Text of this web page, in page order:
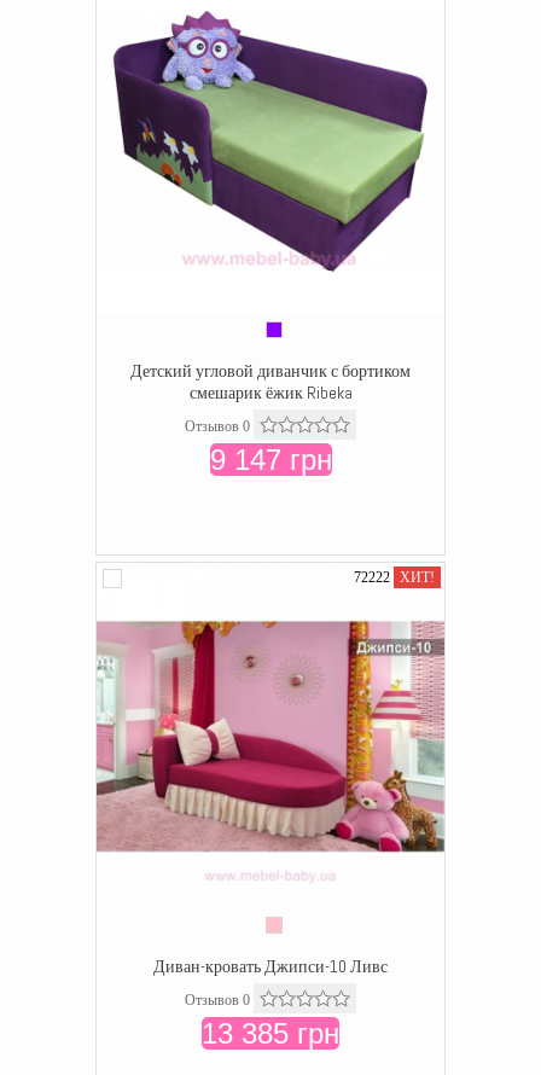
Детский угловой диванчик с бортиком
смешарик ёжик Ribeka
Отзывов 0
9 147 грн
72222 ХИТ!
Диван-кровать Джипси-10 Ливс
Отзывов 0
13 385 грн